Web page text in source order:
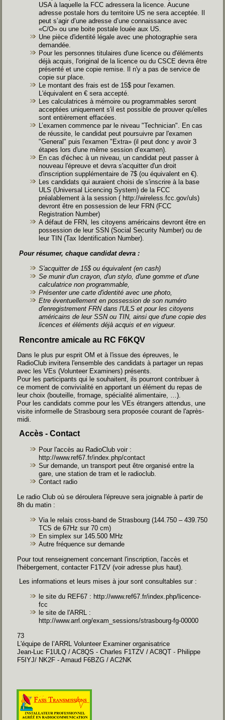
USA à laquelle la FCC adressera la licence. Aucune
adresse postale hors du territoire US ne sera acceptée. Il
peut s’agir d’une adresse d’une connaissance avec
«C/O» ou une boite postale louée aux US.
Une pièce d'identité légale avec une photographie sera
demandée.
Pour les personnes titulaires d'une licence ou d'éléments
déjà acquis, l'original de la licence ou du CSCE devra être
présenté et une copie remise. Il n'y a pas de service de
copie sur place.
Le montant des frais est de 15$ pour l'examen.
L'équivalent en € sera accepté.
Les calculatrices à mémoire ou programmables seront
acceptées uniquement s'il est possible de prouver qu'elles
sont entièrement effacées.
L’examen commence par le niveau "Technician". En cas
de réussite, le candidat peut poursuivre par l'examen
"General" puis l'examen "Extra» (il peut donc y avoir 3
étapes lors d'une même session d’examen).
En cas d'échec à un niveau, un candidat peut passer à
nouveau l'épreuve et devra s'acquitter d'un droit
d'inscription supplémentaire de 7$ (ou équivalent en €).
Les candidats qui auraient choisi de s'inscrire à la base
ULS (Universal Licencing System) de la FCC
préalablement à la session ( http://wireless.fcc.gov/uls)
devront être en possession de leur FRN (FCC
Registration Number)
A défaut de FRN, les citoyens américains devront être en
possession de leur SSN (Social Security Number) ou de
leur TIN (Tax Identification Number).
Pour résumer, chaque candidat devra :
S'acquitter de 15$ ou équivalent (en cash)
Se munir d'un crayon, d'un stylo, d'une gomme et d'une
calculatrice non programmable,
Présenter une carte d'identité avec une photo,
Etre éventuellement en possession de son numéro
d'enregistrement FRN dans l'ULS et pour les citoyens
américains de leur SSN ou TIN, ainsi que d'une copie des
licences et éléments déjà acquis et en vigueur.
Rencontre amicale au RC F6KQV
Dans le plus pur esprit OM et à l'issue des épreuves, le
RadioClub invitera l'ensemble des candidats à partager un repas
avec les VEs (Volunteer Examiners) présents.
Pour les participants qui le souhaitent, ils pourront contribuer à
ce moment de convivialité en apportant un élément du repas de
leur choix (bouteille, fromage, spécialité alimentaire, …).
Pour les candidats comme pour les VEs étrangers attendus, une
visite informelle de Strasbourg sera proposée courant de l'après-
midi.
Accès - Contact
Pour l'accès au RadioClub voir :
http://www.ref67.fr/index.php/contact
Sur demande, un transport peut être organisé entre la
gare, une station de tram et le radioclub.
Contact radio
Le radio Club où se déroulera l'épreuve sera joignable à partir de
8h du matin :
Via le relais cross-band de Strasbourg (144.750 – 439.750
TCS de 67Hz sur 70 cm)
En simplex sur 145.500 MHz
Autre fréquence sur demande
Pour tout renseignement concernant l'inscription, l'accès et
l'hébergement, contacter F1TZV (voir adresse plus haut).
Les informations et leurs mises à jour sont consultables sur :
le site du REF67 : http://www.ref67.fr/index.php/licence-
fcc
le site de l'ARRL :
http://www.arrl.org/exam_sessions/strasbourg-fg-00000
73
L'équipe de l’ARRL Volunteer Examiner organisatrice
Jean-Luc F1ULQ / AC8QS - Charles F1TZV / AC8QT - Philippe
F5IYJ/ NK2F - Arnaud F6BZG / AC2NK